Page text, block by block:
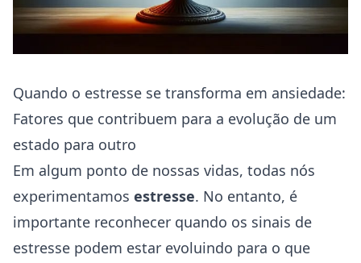
Quando o estresse se transforma em ansiedade:
Fatores que contribuem para a evolução de um
estado para outro
Em algum ponto de nossas vidas, todas nós
experimentamos estresse. No entanto, é
importante reconhecer quando os sinais de
estresse podem estar evoluindo para o que